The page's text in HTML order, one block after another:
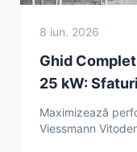
8 iun. 2026
Ghid
25 kW:
Maximizează
Viessmann